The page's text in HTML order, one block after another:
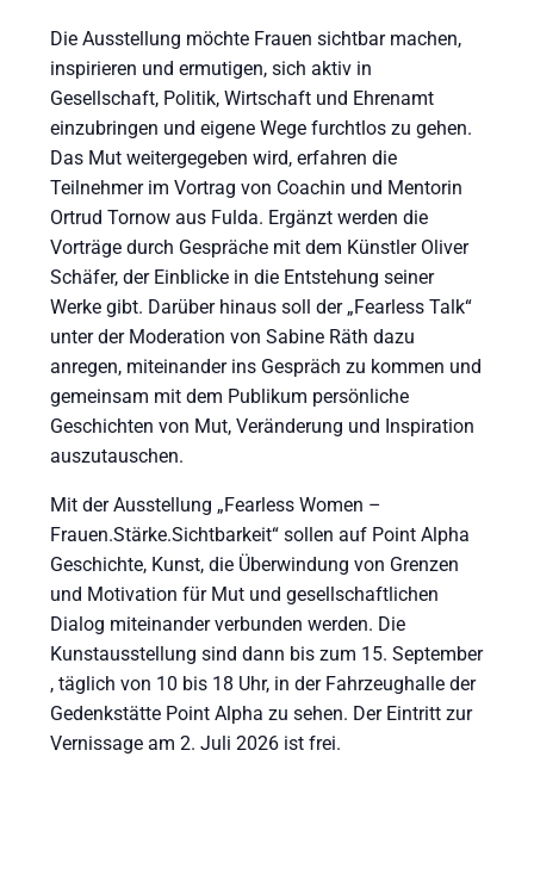
Die Ausstellung möchte Frauen sichtbar machen,
inspirieren und ermutigen, sich aktiv in
Gesellschaft, Politik, Wirtschaft und Ehrenamt
einzubringen und eigene Wege furchtlos zu gehen.
Das Mut weitergegeben wird, erfahren die
Teilnehmer im Vortrag von Coachin und Mentorin
Ortrud Tornow aus Fulda. Ergänzt werden die
Vorträge durch Gespräche mit dem Künstler Oliver
Schäfer, der Einblicke in die Entstehung seiner
Werke gibt. Darüber hinaus soll der „Fearless Talk“
unter der Moderation von Sabine Räth dazu
anregen, miteinander ins Gespräch zu kommen und
gemeinsam mit dem Publikum persönliche
Geschichten von Mut, Veränderung und Inspiration
auszutauschen.
Mit der Ausstellung „Fearless Women –
Frauen.Stärke.Sichtbarkeit“ sollen auf Point Alpha
Geschichte, Kunst, die Überwindung von Grenzen
und Motivation für Mut und gesellschaftlichen
Dialog miteinander verbunden werden. Die
Kunstausstellung sind dann bis zum 15. September
, täglich von 10 bis 18 Uhr, in der Fahrzeughalle der
Gedenkstätte Point Alpha zu sehen. Der Eintritt zur
Vernissage am 2. Juli 2026 ist frei.